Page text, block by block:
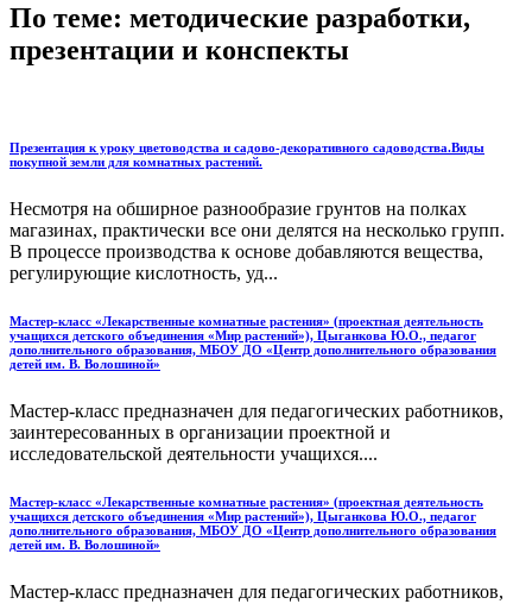
По теме: методические разработки,
презентации и конспекты
Презентация к уроку цветоводства и садово-декоративного садоводства.Виды
покупной земли для комнатных растений.
Несмотря на обширное разнообразие грунтов на полках
магазинах, практически все они делятся на несколько групп.
В процессе производства к основе добавляются вещества,
регулирующие кислотность, уд...
Мастер-класс «Лекарственные комнатные растения» (проектная деятельность
учащихся детского объединения «Мир растений»), Цыганкова Ю.О., педагог
дополнительного образования, МБОУ ДО «Центр дополнительного образования
детей им. В. Волошиной»
Мастер-класс предназначен для педагогических работников,
заинтересованных в организации проектной и
исследовательской деятельности учащихся....
Мастер-класс «Лекарственные комнатные растения» (проектная деятельность
учащихся детского объединения «Мир растений»), Цыганкова Ю.О., педагог
дополнительного образования, МБОУ ДО «Центр дополнительного образования
детей им. В. Волошиной»
Мастер-класс предназначен для педагогических работников,